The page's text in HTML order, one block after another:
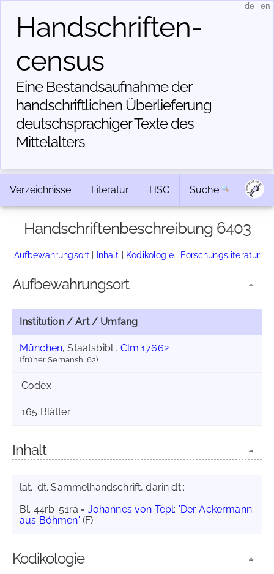
Handschriften­
census
Eine Bestandsaufnahme der
handschriftlichen Über­lieferung
deutschsprachiger Texte des
Mittelalters
de en
Verzeichnisse Literatur HSC Suche
Handschriftenbeschreibung 6403
Aufbewahrungsort | Inhalt | Kodikologie| Forschungsliteratur
Aufbewahrungsort
Institution / Art / Umfang
München, Staatsbibl., Clm 17662
(früher Semansh. 62)
Codex
165 Blätter
Inhalt
lat.-dt. Sammelhandschrift, darin dt.:
Bl. 44rb-51ra = Johannes von Tepl: 'Der Ackermann
aus Böhmen' (F)
Kodikologie